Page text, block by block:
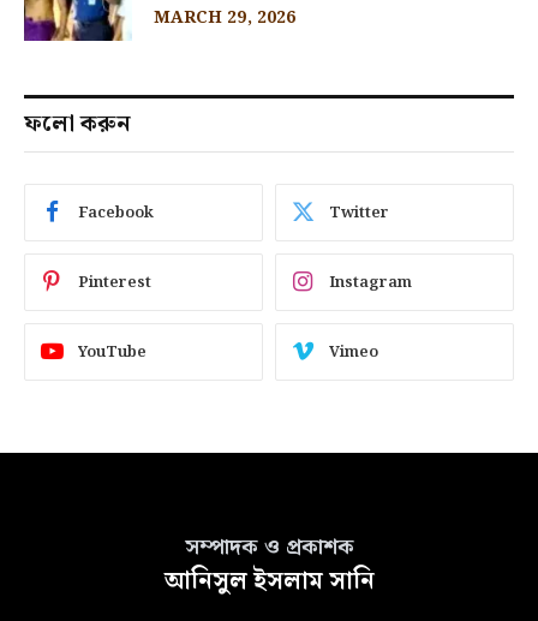
MARCH 29, 2026
ফলো করুন
Facebook Twitter
Pinterest Instagram
YouTube Vimeo
সম্পাদক ও প্রকাশক
আনিসুল ইসলাম সানি